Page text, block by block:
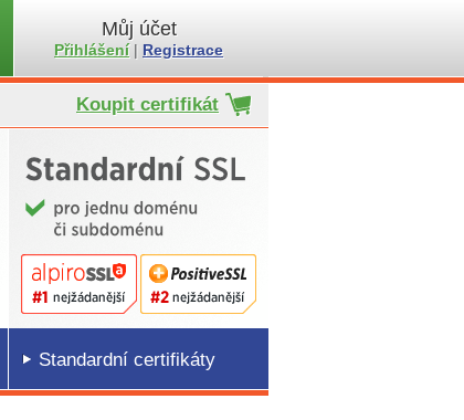
Můj účet
Přihlášení| Registrace
Koupit certifikát
Standardní certifikáty